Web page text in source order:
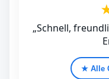
„Schnell,
★ Alle